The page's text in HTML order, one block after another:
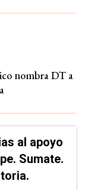
nombra DT a
al apoyo
Sumate.